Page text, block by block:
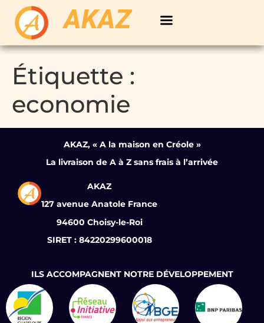
AKAZ
Étiquette :
economie
AKAZ, « A la maison en Créole »
La livraison de A à Z sans frais à l’arrivée
AKAZ
127 avenue Anatole France
94600 Choisy-le-Roi
SIRET : 84220299600018
ILS ACCOMPAGNENT NOTRE DÉVELOPPEMENT